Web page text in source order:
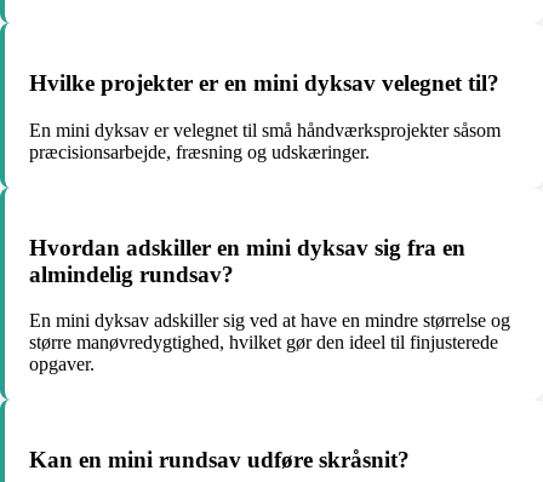
Hvilke projekter er en mini dyksav velegnet til?
En mini dyksav er velegnet til små håndværksprojekter såsom
præcisionsarbejde, fræsning og udskæringer.
Hvordan adskiller en mini dyksav sig fra en
almindelig rundsav?
En mini dyksav adskiller sig ved at have en mindre størrelse og
større manøvredygtighed, hvilket gør den ideel til finjusterede
opgaver.
Kan en mini rundsav udføre skråsnit?